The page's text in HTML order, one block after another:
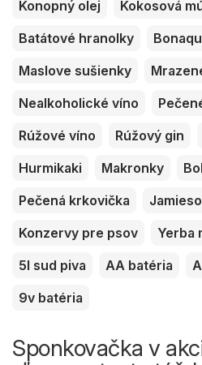
Konopný olej
Kokosová
Batátové hranolky
Maslove sušienky
Nealkoholické víno
Rúžové víno
Rúžový gin
Hurmikaki
Makronky
Pečená krkovička
Konzervy pre psov
Yerba
5l sud piva
AA batéria
9v batéria
Sponkovačka v